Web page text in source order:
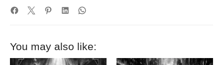
You may also like: